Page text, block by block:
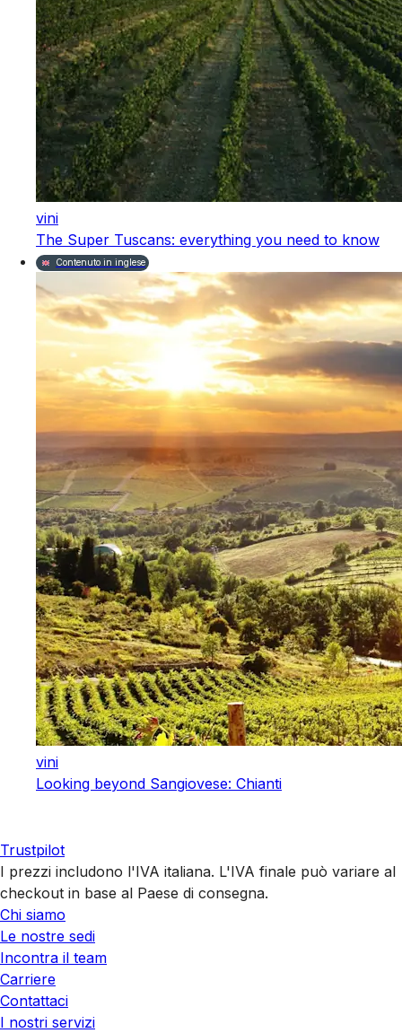
vini
The Super Tuscans: everything you need to know
Contenuto in inglese
vini
Looking beyond Sangiovese: Chianti
Trustpilot
I prezzi includono l'IVA italiana. L'IVA finale può variare al
checkout in base al Paese di consegna.
Chi siamo
Le nostre sedi
Incontra il team
Carriere
Contattaci
I nostri servizi